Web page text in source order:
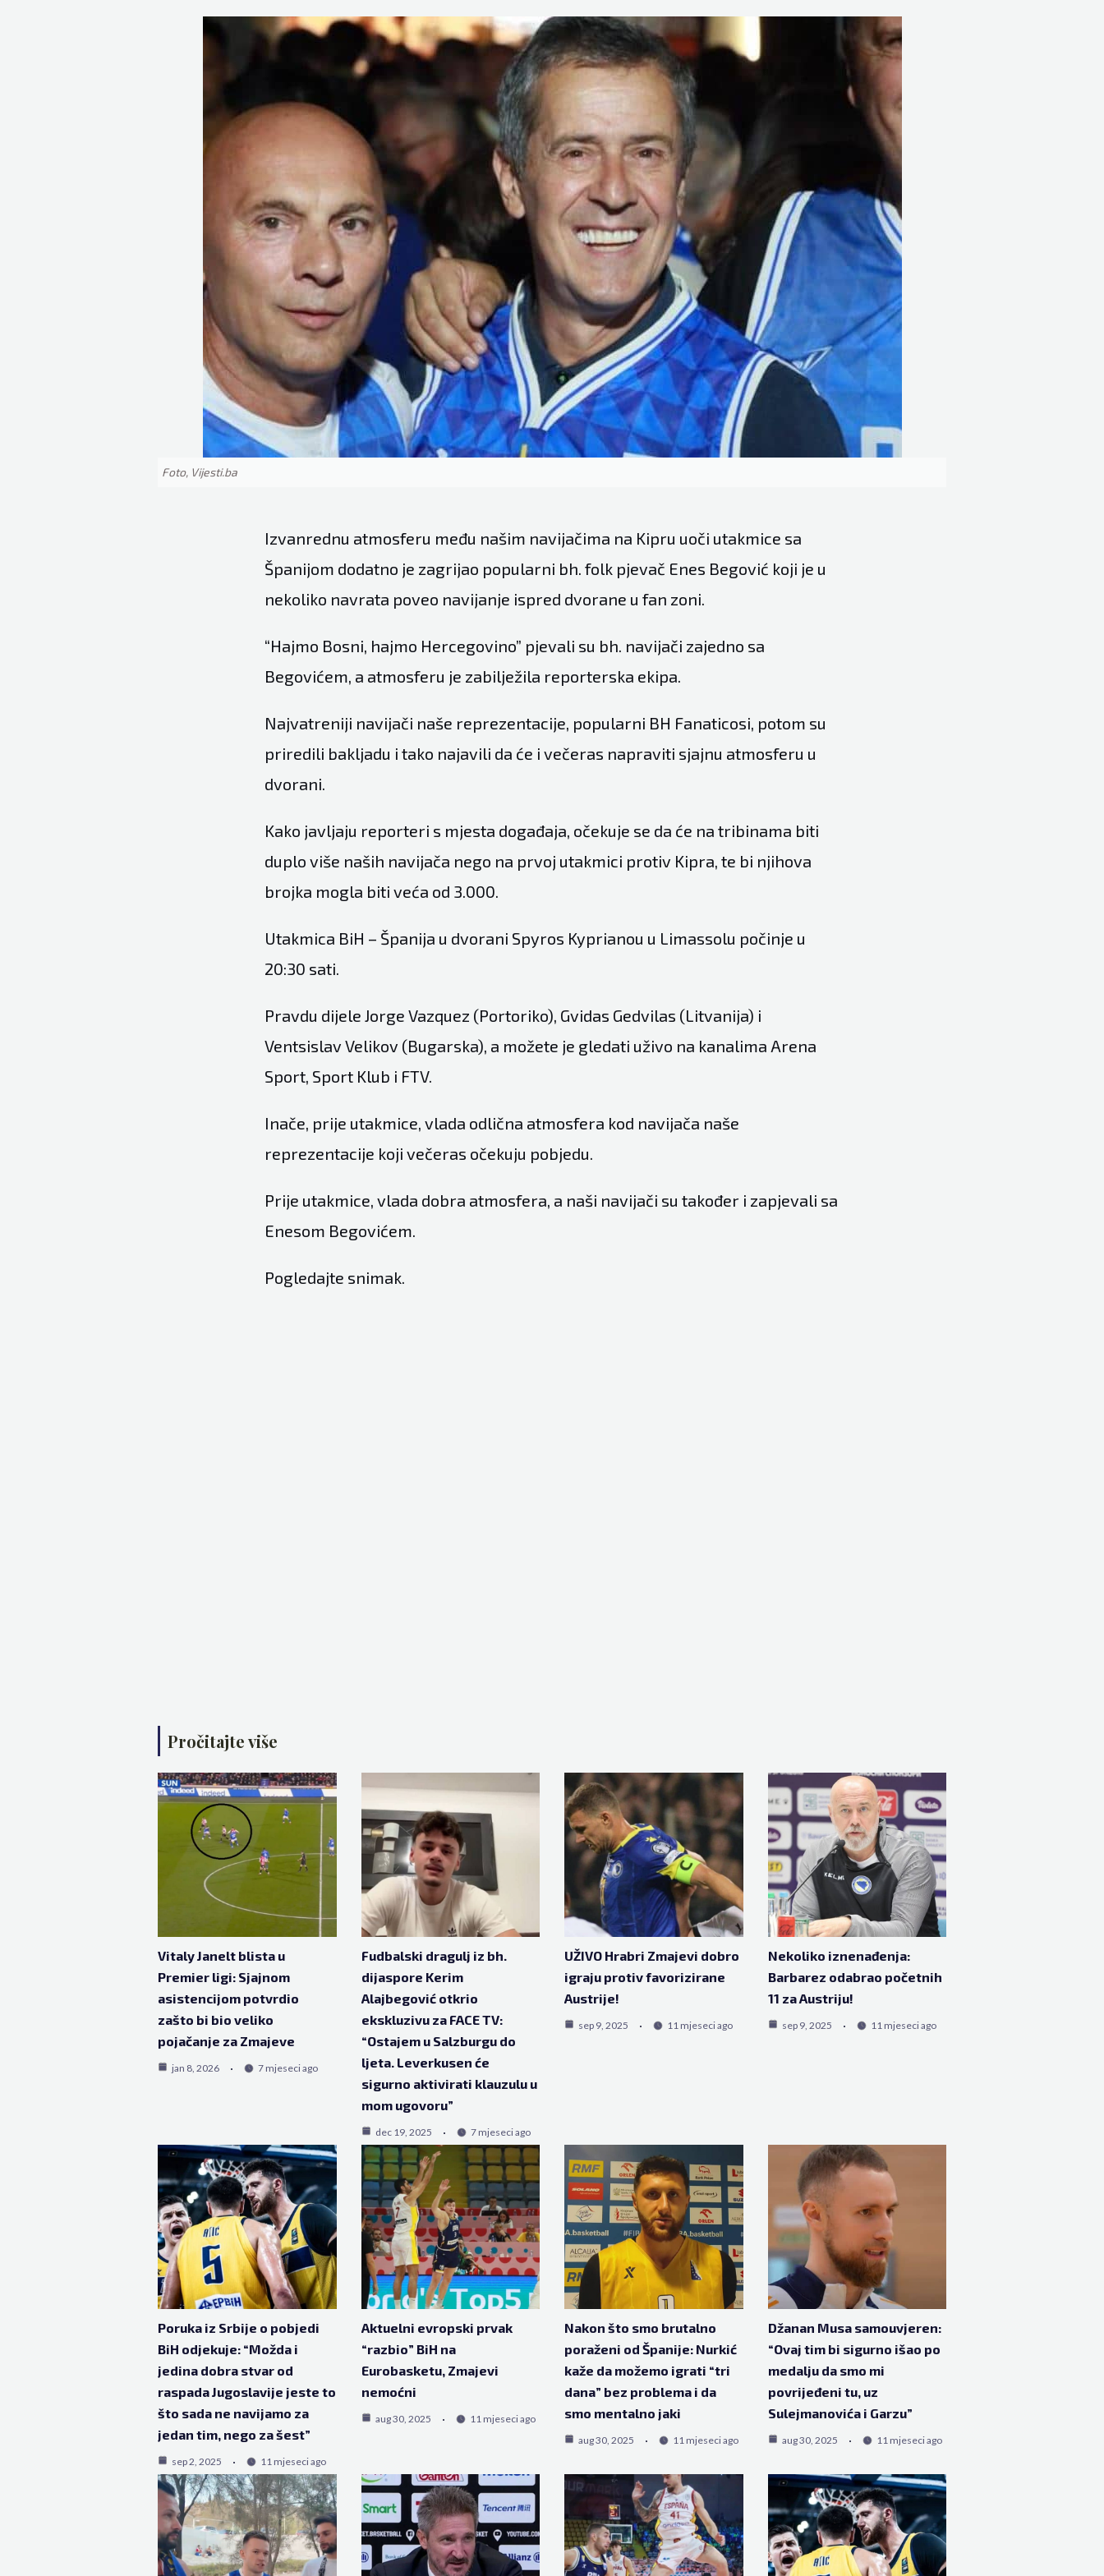
Foto, Vijesti.ba
Izvanrednu atmosferu među našim navijačima na Kipru uoči utakmice sa
Španijom dodatno je zagrijao popularni bh. folk pjevač Enes Begović koji je u
nekoliko navrata poveo navijanje ispred dvorane u fan zoni.
“Hajmo Bosni, hajmo Hercegovino” pjevali su bh. navijači zajedno sa
Begovićem, a atmosferu je zabilježila reporterska ekipa.
Najvatreniji navijači naše reprezentacije, popularni BH Fanaticosi, potom su
priredili bakljadu i tako najavili da će i večeras napraviti sjajnu atmosferu u
dvorani.
Kako javljaju reporteri s mjesta događaja, očekuje se da će na tribinama biti
duplo više naših navijača nego na prvoj utakmici protiv Kipra, te bi njihova
brojka mogla biti veća od 3.000.
Utakmica BiH – Španija u dvorani Spyros Kyprianou u Limassolu počinje u
20:30 sati.
Pravdu dijele Jorge Vazquez (Portoriko), Gvidas Gedvilas (Litvanija) i
Ventsislav Velikov (Bugarska), a možete je gledati uživo na kanalima Arena
Sport, Sport Klub i FTV.
Inače, prije utakmice, vlada odlična atmosfera kod navijača naše
reprezentacije koji večeras očekuju pobjedu.
Prije utakmice, vlada dobra atmosfera, a naši navijači su također i zapjevali sa
Enesom Begovićem.
Pogledajte snimak.
Pročitajte više
Vitaly Janelt blista u
Premier ligi: Sjajnom
asistencijom potvrdio
zašto bi bio veliko
pojačanje za Zmajeve
jan 8, 2026 7 mjeseci ago
Fudbalski dragulj iz bh.
dijaspore Kerim
Alajbegović otkrio
ekskluzivu za FACE TV:
“Ostajem u Salzburgu do
ljeta. Leverkusen će
sigurno aktivirati klauzulu u
mom ugovoru”
dec 19, 2025 7 mjeseci ago
UŽIVO Hrabri Zmajevi dobro
igraju protiv favorizirane
Austrije!
sep 9, 2025 11 mjeseci ago
Nekoliko iznenađenja:
Barbarez odabrao početnih
11 za Austriju!
sep 9, 2025 11 mjeseci ago
Poruka iz Srbije o pobjedi
BiH odjekuje: “Možda i
jedina dobra stvar od
raspada Jugoslavije jeste to
što sada ne navijamo za
jedan tim, nego za šest”
sep 2, 2025 11 mjeseci ago
Aktuelni evropski prvak
“razbio” BiH na
Eurobasketu, Zmajevi
nemoćni
aug 30, 2025 11 mjeseci ago
Nakon što smo brutalno
poraženi od Španije: Nurkić
kaže da možemo igrati “tri
dana” bez problema i da
smo mentalno jaki
aug 30, 2025 11 mjeseci ago
Džanan Musa samouvjeren:
“Ovaj tim bi sigurno išao po
medalju da smo mi
povrijeđeni tu, uz
Sulejmanovića i Garzu”
aug 30, 2025 11 mjeseci ago